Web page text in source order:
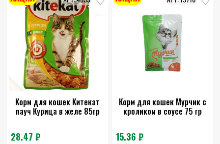
Корм для кошек Китекат
пауч Курица в желе 85гр
28.47 ₽
Корм для кошек Мурчик с
кроликом в соусе 75 гр
15.36 ₽